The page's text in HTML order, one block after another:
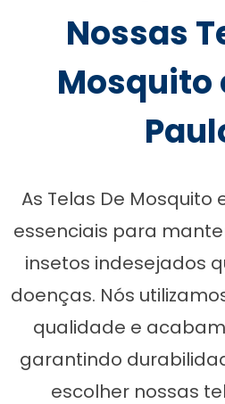
Nossas
Mosquito
As Telas De Mosquito
essenciais para
insetos indesejados
doenças. Nós
qualidade e
garantindo
escolher nossas